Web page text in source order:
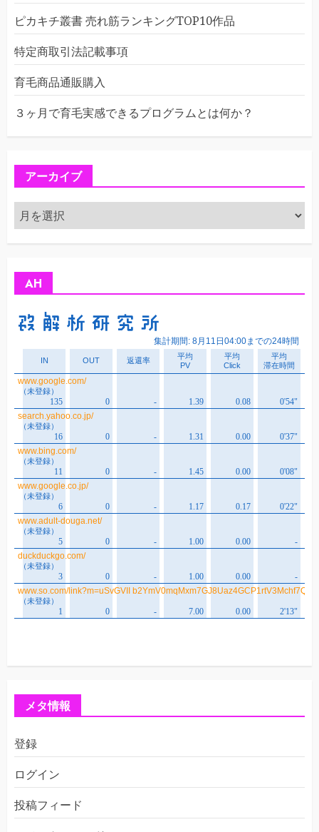
ピカキチ叢書 売れ筋ランキングTOP10作品
特定商取引法記載事項
育毛商品通販購入
３ヶ月で育毛実感できるプログラムとは何か？
アーカイブ
ア
ー
カ
AH
メタ情報
登録
ログイン
投稿フィード